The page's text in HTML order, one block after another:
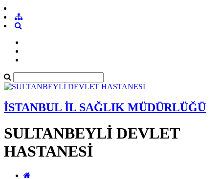
İSTANBUL İL SAĞLIK MÜDÜRLÜĞÜ
SULTANBEYLİ DEVLET
HASTANESİ